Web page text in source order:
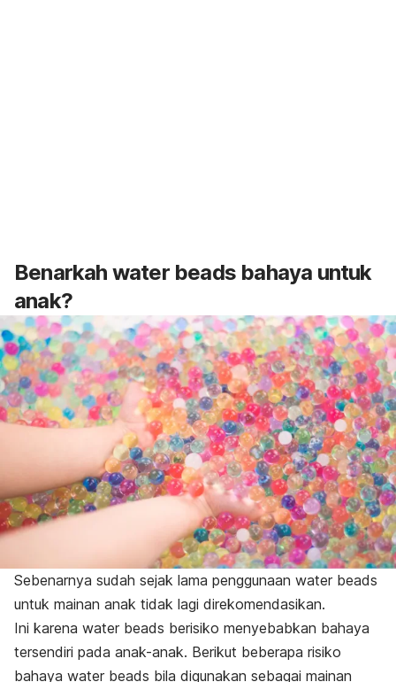
Benarkah water beads bahaya untuk
anak?
Sebenarnya sudah sejak lama penggunaan water beads
untuk mainan anak tidak lagi direkomendasikan.
Ini karena water beads berisiko menyebabkan bahaya
tersendiri pada anak-anak. Berikut beberapa risiko
bahaya water beads bila digunakan sebagai mainan